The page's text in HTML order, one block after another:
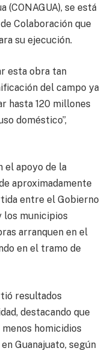
(CONAGUA), se está
Colaboración que
su ejecución.
esta obra tan
del campo ya
hasta 120 millones
doméstico”,
el apoyo de la
aproximadamente
entre el Gobierno
los municipios
arranquen en el
en el tramo de
resultados
destacando que
homicidios
Guanajuato, según